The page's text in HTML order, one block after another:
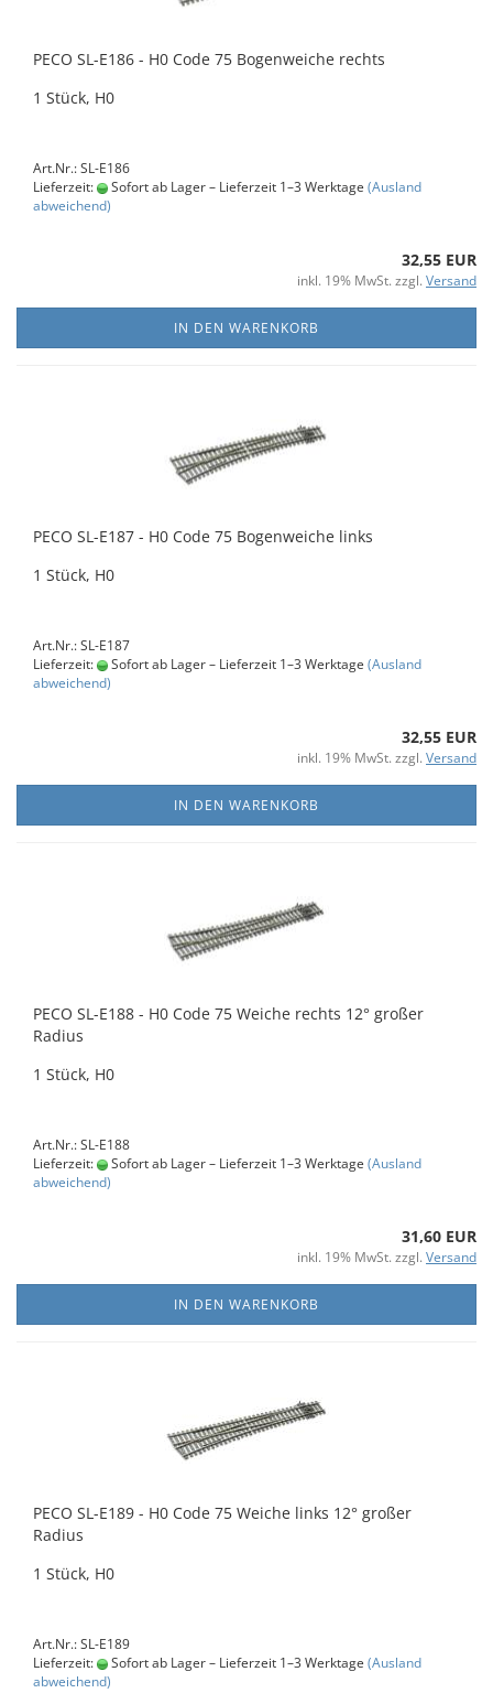
PECO SL-E186 - H0 Code 75 Bogenweiche rechts
1 Stück, H0
Art.Nr.: SL-E186
Lieferzeit:
Sofort ab Lager – Lieferzeit 1–3 Werktage (Ausland
abweichend)
32,55 EUR
inkl. 19% MwSt. zzgl. Versand
IN DEN WARENKORB
PECO SL-E187 - H0 Code 75 Bogenweiche links
1 Stück, H0
Art.Nr.: SL-E187
Lieferzeit:
Sofort ab Lager – Lieferzeit 1–3 Werktage (Ausland
abweichend)
32,55 EUR
inkl. 19% MwSt. zzgl. Versand
IN DEN WARENKORB
PECO SL-E188 - H0 Code 75 Weiche rechts 12° großer
Radius
1 Stück, H0
Art.Nr.: SL-E188
Lieferzeit:
Sofort ab Lager – Lieferzeit 1–3 Werktage (Ausland
abweichend)
31,60 EUR
inkl. 19% MwSt. zzgl. Versand
IN DEN WARENKORB
PECO SL-E189 - H0 Code 75 Weiche links 12° großer
Radius
1 Stück, H0
Art.Nr.: SL-E189
Lieferzeit:
Sofort ab Lager – Lieferzeit 1–3 Werktage (Ausland
abweichend)